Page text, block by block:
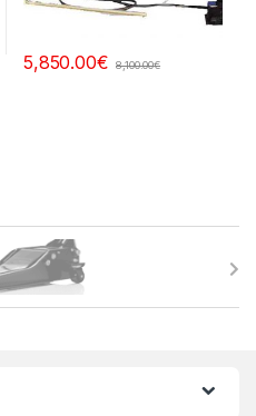
5,850.00€ 8,100.00€